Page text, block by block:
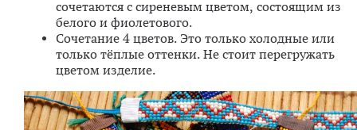
сочетаются с сиреневым цветом, состоящим из
белого и фиолетового.
Сочетание 4 цветов. Это только холодные или
только тёплые оттенки. Не стоит перегружать
цветом изделие.